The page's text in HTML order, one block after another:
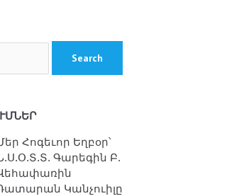
Հոգեւոր Եղբօր՝
Գարեգին Բ.
Կանչուիլը